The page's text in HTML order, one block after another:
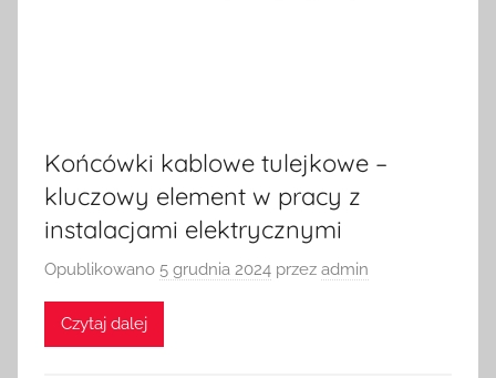
Końcówki kablowe tulejkowe –
kluczowy element w pracy z
instalacjami elektrycznymi
Opublikowano 5 grudnia 2024 przez admin
Czytaj dalej